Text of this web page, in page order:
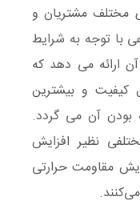
مختلف مشتریان و
با توجه به شرایط
ارائه می دهد که
کیفیت و بیشترین
بودن آن می گردد.
نظیر افزایش
مقاومت حرارتی